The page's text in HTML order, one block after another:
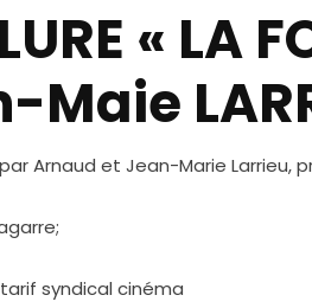
« LA
Arnaud et Jean-Marie
syndical cinéma